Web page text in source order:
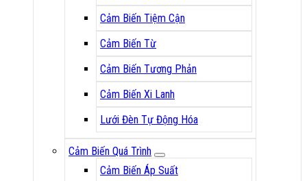
Cảm Biến Tiệm Cận
Cảm Biến Từ
Cảm Biến Tương Phản
Cảm Biến Xi Lanh
Lưới Đèn Tự Động Hóa
Cảm Biến Quá Trình
Cảm Biến Áp Suất